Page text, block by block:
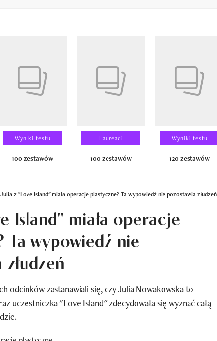
Wyniki testu
100 zestawów
Laureaci
100 zestawów
Wyniki testu
120 zestawów
Julia z "Love Island" miała operacje plastyczne? Ta wypowiedź nie pozostawia złudzeń
Island" miała operacje
Ta wypowiedź nie
odcinków zastanawiali się, czy Julia Nowakowska to
uczestniczka "Love Island" zdecydowała się wyznać całą